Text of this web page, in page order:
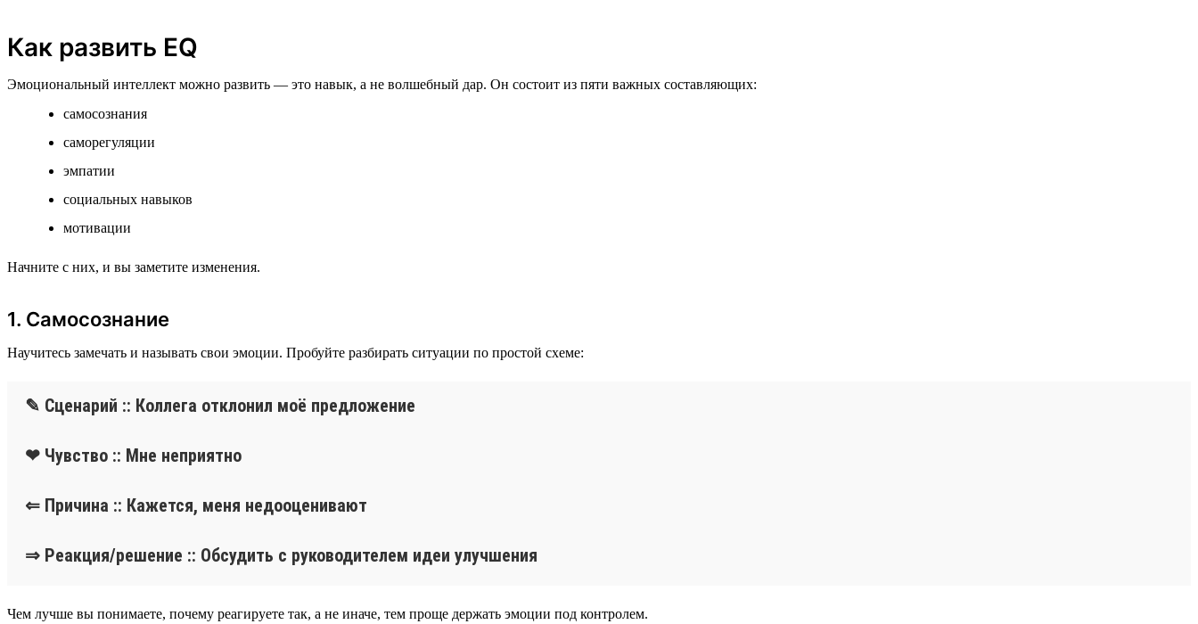
Как развить EQ
Эмоциональный интеллект можно развить — это навык, а не волшебный дар. Он состоит из пяти важных составляющих:
самосознания
саморегуляции
эмпатии
социальных навыков
мотивации
Начните с них, и вы заметите изменения.
1. Самосознание
Научитесь замечать и называть свои эмоции. Пробуйте разбирать ситуации по простой схеме:
✎ Сценарий :: Коллега отклонил моё предложение
❤ Чувство :: Мне неприятно
⇐ Причина :: Кажется, меня недооценивают
⇒ Реакция/решение :: Обсудить с руководителем идеи улучшения
Чем лучше вы понимаете, почему реагируете так, а не иначе, тем проще держать эмоции под контролем.